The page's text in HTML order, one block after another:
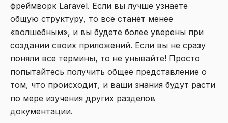
фреймворк Laravel. Если вы лучше узнаете
общую структуру, то все станет менее
«волшебным», и вы будете более уверены при
создании своих приложений. Если вы не сразу
поняли все термины, то не унывайте! Просто
попытайтесь получить общее представление о
том, что происходит, и ваши знания будут расти
по мере изучения других разделов
документации.